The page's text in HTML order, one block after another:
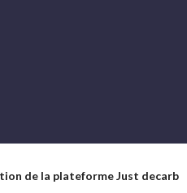
de la plateforme Just decarb